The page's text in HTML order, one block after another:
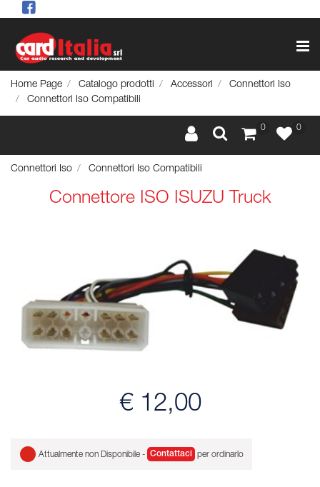
Home Page Catalogo prodotti Accessori
Connettori Iso
Connettori Iso Compatibili
0 0
Connettori Iso Connettori Iso Compatibili
Connettore ISO ISUZU Truck
€ 12,00
Attualmente non Disponibile - Contattaci per ordinarlo